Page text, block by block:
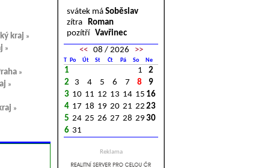
kraj »
»
»
»
»
svátek má Soběslav
zítra Roman
pozítří Vavřinec
<<08 / 2026 >>
T Po Út St Čt Pá So Ne
1 1
2
2
3 4 5 6 7 8
9
3 10 11 12 13 14 15 16
4 17 18 19 20 21 22 23
5 24 25 26 27 28 29 30
6 31
Reklama